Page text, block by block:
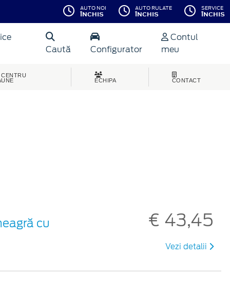
AUTO NOI
ÎNCHIS
AUTO RULATE
ÎNCHIS
SERVICE
ÎNCHIS
Caută Configurator
Contul
meu
CENTRU
ECHIPA CONTACT
cu
€ 43,45
Vezi detalii